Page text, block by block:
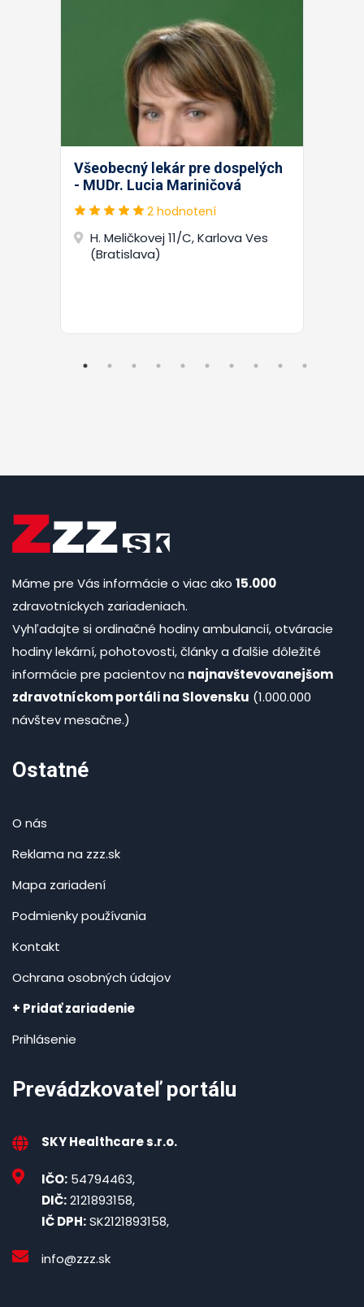
Všeobecný lekár pre dospelých
- MUDr. Lucia Mariničová
2 hodnotení
H. Meličkovej 11/C, Karlova Ves
(Bratislava)
Máme pre Vás informácie o viac ako 15.000
zdravotníckych zariadeniach.
Vyhľadajte si ordinačné hodiny ambulancií, otváracie
hodiny lekární, pohotovosti, články a ďalšie dôležité
informácie pre pacientov na najnavštevovanejšom
zdravotníckom portáli na Slovensku (1.000.000
návštev mesačne.)
Ostatné
O nás
Reklama na zzz.sk
Mapa zariadení
Podmienky používania
Kontakt
Ochrana osobných údajov
+ Pridať zariadenie
Prihlásenie
Prevádzkovateľ portálu
SKY Healthcare s.r.o.
IČO: 54794463,
DIČ:2121893158,
IČ DPH:SK2121893158,
info@zzz.sk